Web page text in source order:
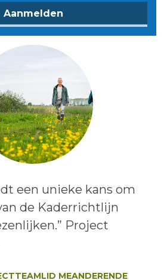
een unieke kans om
de Kaderrichtlijn
Project
MEANDERENDE